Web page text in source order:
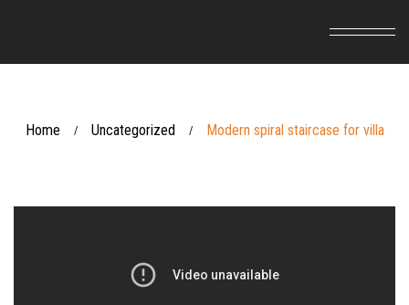
Home / Uncategorized / Modern spiral staircase for villa